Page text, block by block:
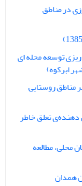
در مناطق
توسعه محله ای
ابرکوه)
مناطق روستایی
تعلق خاطر
محلی، مطالعه
همدان